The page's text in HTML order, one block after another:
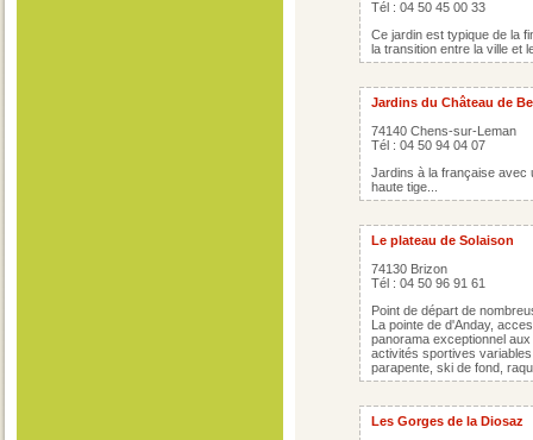
Tél : 04 50 45 00 33
Ce jardin est typique de la
la transition entre la ville et
Jardins du Château de
74140 Chens-sur-Leman
Tél : 04 50 94 04 07
Jardins à la française avec
haute tige...
Le plateau de Solaison
74130 Brizon
Tél : 04 50 96 91 61
Point de départ de
La pointe de d'Anday,
panorama exceptionnel
activités sportives
parapente, ski de fond,
Les Gorges de la Diosaz